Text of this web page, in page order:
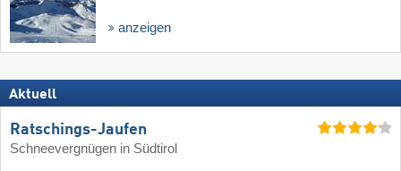
anzeigen
Aktuell
Ratschings-Jaufen
Schneevergnügen in Südtirol